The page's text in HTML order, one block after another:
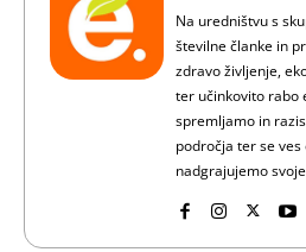
Na uredništvu s
številne članke in
zdravo življenje,
ter učinkovito rabo
spremljamo in
področja ter se
nadgrajujemo